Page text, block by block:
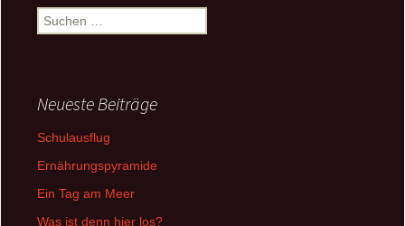
Suchen
nach:
Neueste Beiträge
Schulausflug
Ernährungspyramide
Ein Tag am Meer
Was ist denn hier los?